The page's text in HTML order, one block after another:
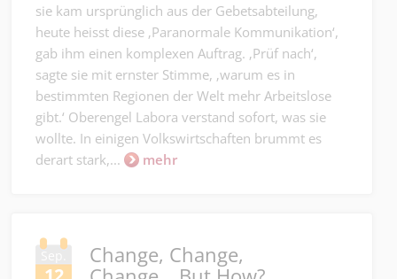
sie kam ursprünglich aus der Gebetsabteilung,
heute heisst diese ‚Paranormale Kommunikation‘,
gab ihm einen komplexen Auftrag. ‚Prüf nach‘,
sagte sie mit ernster Stimme, ‚warum es in
bestimmten Regionen der Welt mehr Arbeitslose
gibt.‘ Oberengel Labora verstand sofort, was sie
wollte. In einigen Volkswirtschaften brummt es
derart stark,...
mehr
Sep.
Change, Change,